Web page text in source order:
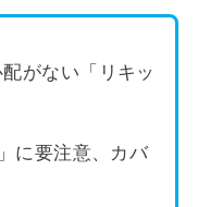
がない「リキッ
に要注意、カバ